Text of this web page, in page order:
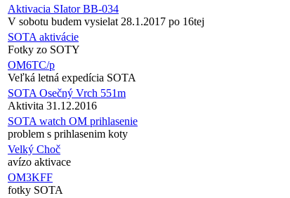
Aktivacia SIator BB-034
V sobotu budem vysielat 28.1.2017 po 16tej
SOTA aktivácie
Fotky zo SOTY
OM6TC/p
Veľká letná expedícia SOTA
SOTA Osečný Vrch 551m
Aktivita 31.12.2016
SOTA watch OM prihlasenie
problem s prihlasenim koty
Velký Choč
avízo aktivace
OM3KFF
fotky SOTA